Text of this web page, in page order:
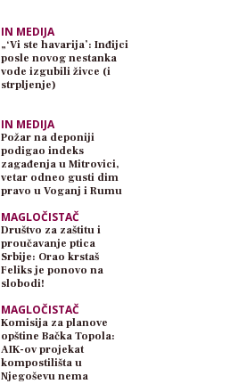
IN MEDIJA
„‘Vi ste havarija’: Inđijci
posle novog nestanka
vode izgubili živce (i
strpljenje)
IN MEDIJA
Požar na deponiji
podigao indeks
zagađenja u Mitrovici,
vetar odneo gusti dim
pravo u Voganj i Rumu
MAGLOČISTAČ
Društvo za zaštitu i
proučavanje ptica
Srbije: Orao krstaš
Feliks je ponovo na
slobodi!
MAGLOČISTAČ
Komisija za planove
opštine Bačka Topola:
AIK-ov projekat
kompostilišta u
Njegoševu nema